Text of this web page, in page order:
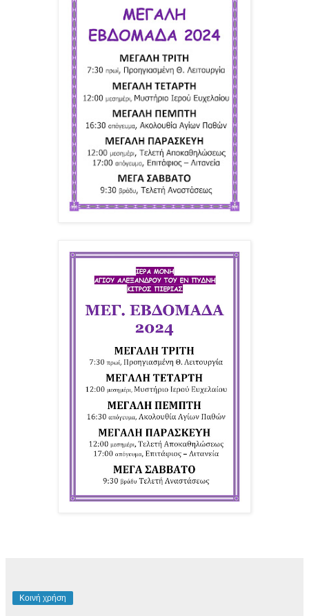
Κοινή χρήση